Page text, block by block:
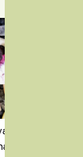
nanuky
zmrzlina na